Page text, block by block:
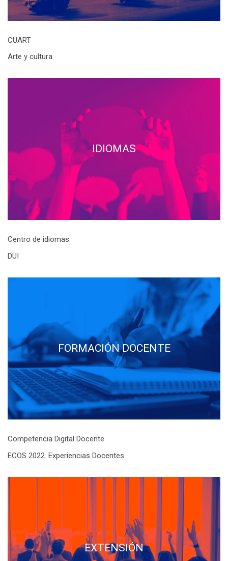
CUART
Arte y cultura
IDIOMAS
Centro de idiomas
DUI
FORMACIÓN DOCENTE
Competencia Digital Docente
ECOS 2022. Experiencias Docentes
EXTENSIÓN